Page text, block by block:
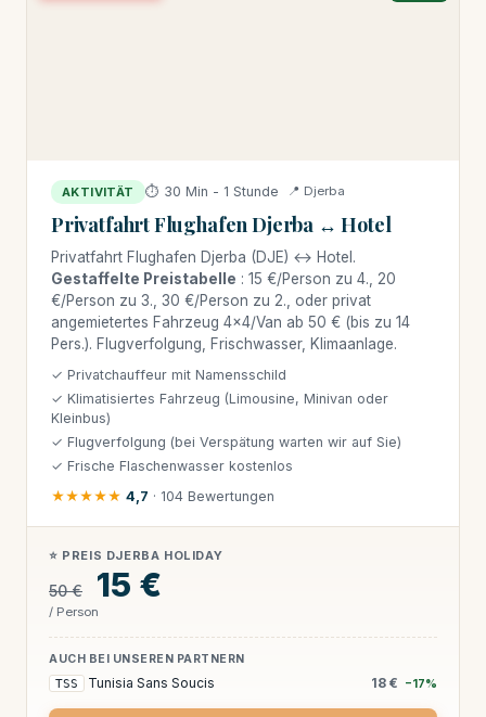
AKTIVITÄT ⏱ 30 Min - 1 Stunde 📍 Djerba
Privatfahrt Flughafen Djerba ↔ Hotel
Privatfahrt Flughafen Djerba (DJE) ↔ Hotel.
Gestaffelte Preistabelle : 15 €/Person zu 4., 20
€/Person zu 3., 30 €/Person zu 2., oder privat
angemietertes Fahrzeug 4×4/Van ab 50 € (bis zu 14
Pers.). Flugverfolgung, Frischwasser, Klimaanlage.
✓ Privatchauffeur mit Namensschild
✓ Klimatisiertes Fahrzeug (Limousine, Minivan oder
Kleinbus)
✓ Flugverfolgung (bei Verspätung warten wir auf Sie)
✓ Frische Flaschenwasser kostenlos
★★★★★ 4,7 · 104 Bewertungen
⭐ PREIS DJERBA HOLIDAY
50 € 15 €
/ Person
AUCH BEI UNSEREN PARTNERN
TSS Tunisia Sans Soucis 18 € −17%